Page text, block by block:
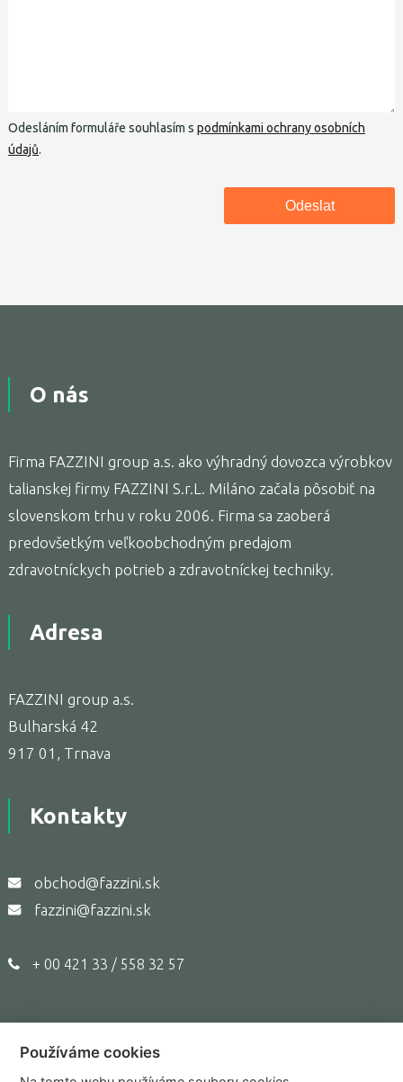
Odesláním formuláře souhlasím s podmínkami ochrany osobních
údajů.
O nás
Firma FAZZINI group a.s. ako výhradný dovozca výrobkov
talianskej firmy FAZZINI S.r.L. Miláno začala pôsobiť na
slovenskom trhu v roku 2006. Firma sa zaoberá
predovšetkým veľkoobchodným predajom
zdravotníckych potrieb a zdravotníckej techniky.
Adresa
FAZZINI group a.s.
Bulharská 42
917 01, Trnava
Kontakty
obchod@fazzini.sk
fazzini@fazzini.sk
+ 00 421 33 / 558 32 57
Používáme cookies